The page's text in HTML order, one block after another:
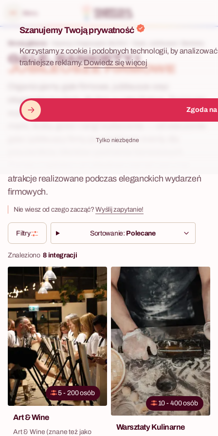
Szanujemy Twoją prywatność
Korzystamy z cookie i podobnych technologii, by
trafniejsze reklamy.Dowiedz się więcej
Tylko niezbędne
Zgoda
GALE, BANKIETY I
JUBILEUSZE FIRMOWE
eleganckie bankiety dla firm w całej Polsce. Tworzymy
wydarzenia premium dopasowane do charakteru
gala i jubileuszy firmy po prestiżowe eventy dla
atrakcje realizowane podczas eleganckich wydarzeń
firmowych.
Nie wiesz od czego zacząć?Wyślij zapytanie!
Filtry Sortowanie: Polecane
Znaleziono8 integracji
5 - 200 osób
Art & Wine
Art & Wine (znane też jako
10 - 400 osób
Warsztaty Kulinarne